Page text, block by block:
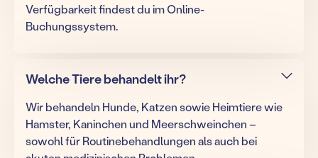
Verfügbarkeit findest du im Online-
Buchungssystem.
Welche Tiere behandelt ihr?
Wir behandeln Hunde, Katzen sowie Heimtiere wie
Hamster, Kaninchen und Meerschweinchen –
sowohl für Routinebehandlungen als auch bei